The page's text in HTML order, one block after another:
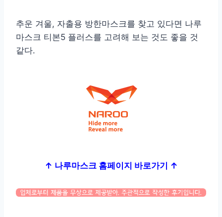
추운 겨울, 자출용 방한마스크를 찾고 있다면 나루
마스크 티본5 플러스를 고려해 보는 것도 좋을 것
같다.
↑ 나루마스크 홈페이지 바로가기 ↑